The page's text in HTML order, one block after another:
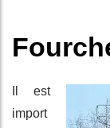
Il est
import